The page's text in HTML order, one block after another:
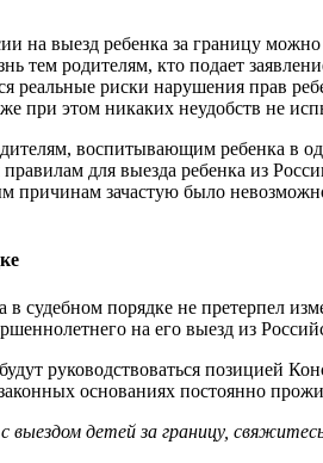
на выезд ребенка за границу
тем родителям, кто подает
реальные риски нарушения прав
при этом никаких неудобств не
воспитывающим ребенка в
для выезда ребенка из
зачастую было
судебном порядке не претерпел
на его выезд из
руководствоваться
основаниях постоянно
выездом детей за границу,